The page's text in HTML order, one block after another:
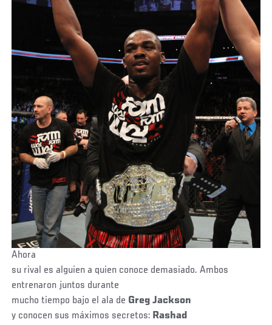
Ahora
su rival es alguien a quien conoce demasiado. Ambos
entrenaron juntos durante
mucho tiempo bajo el ala de Greg Jackson
y conocen sus máximos secretos: Rashad